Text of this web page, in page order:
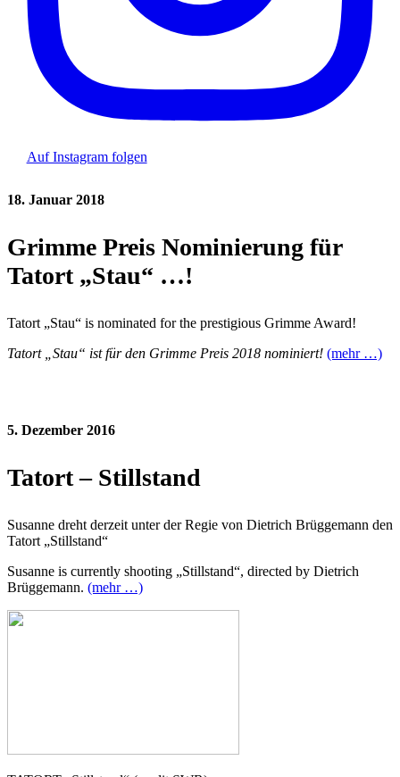
Auf Instagram folgen
18. Januar 2018
Grimme Preis Nominierung für
Tatort „Stau“ …!
Tatort „Stau“ is nominated for the prestigious Grimme Award!
Tatort „Stau“ ist für den Grimme Preis 2018 nominiert! (mehr …)
5. Dezember 2016
Tatort – Stillstand
Susanne dreht derzeit unter der Regie von Dietrich Brüggemann den
Tatort „Stillstand“
Susanne is currently shooting „Stillstand“, directed by Dietrich
Brüggemann. (mehr …)